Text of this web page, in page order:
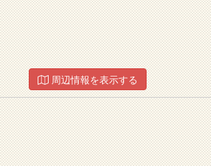
周辺情報を表示する